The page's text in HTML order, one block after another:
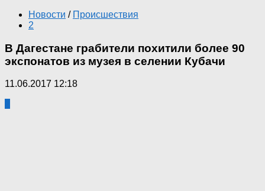
Новости / Происшествия
2
В Дагестане грабители похитили более 90
экспонатов из музея в селении Кубачи
11.06.2017 12:18